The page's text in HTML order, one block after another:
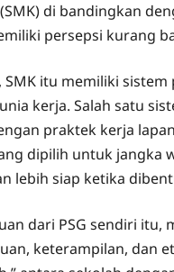
di bandingkan
persepsi kurang
SMK itu memiliki
kerja. Salah satu
praktek kerja
dipilih untuk jangka
lebih siap ketika
dari PSG sendiri itu,
keterampilan, dan